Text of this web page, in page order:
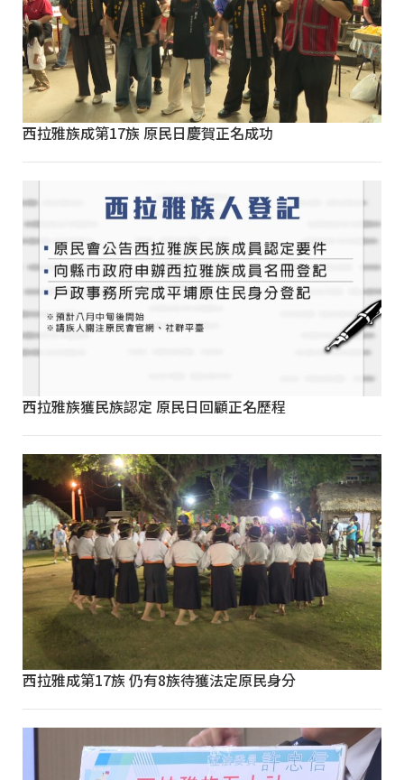
西拉雅族成第17族 原民日慶賀正名成功
西拉雅族獲民族認定 原民日回顧正名歷程
西拉雅成第17族 仍有8族待獲法定原民身分